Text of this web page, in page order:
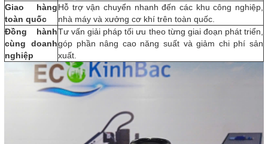
Giao hàng
toàn quốc
Hỗ trợ vận chuyển nhanh đến các khu công nghiệp,
nhà máy và xưởng cơ khí trên toàn quốc.
Đồng hành
cùng doanh
nghiệp
Tư vấn giải pháp tối ưu theo từng giai đoạn phát triển,
góp phần nâng cao năng suất và giảm chi phí sản
xuất.